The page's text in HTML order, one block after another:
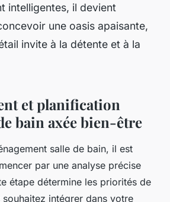
intelligentes, il devient
une oasis apaisante,
invite à la détente et à la
et planification
bain axée bien-être
salle de bain, il est
par une analyse précise
étape détermine les priorités de
intégrer dans votre